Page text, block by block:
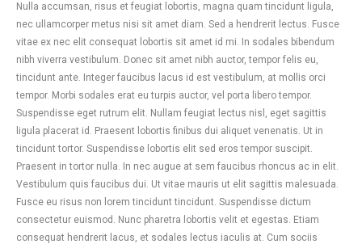
Nulla accumsan, risus et feugiat lobortis, magna quam tincidunt ligula,
nec ullamcorper metus nisi sit amet diam. Sed a hendrerit lectus. Fusce
vitae ex nec elit consequat lobortis sit amet id mi. In sodales bibendum
nibh viverra vestibulum. Donec sit amet nibh auctor, tempor felis eu,
tincidunt ante. Integer faucibus lacus id est vestibulum, at mollis orci
tempor. Morbi sodales erat eu turpis auctor, vel porta libero tempor.
Suspendisse eget rutrum elit. Nullam feugiat lectus nisl, eget sagittis
ligula placerat id. Praesent lobortis finibus dui aliquet venenatis. Ut in
tincidunt tortor. Suspendisse lobortis elit sed eros tempor suscipit.
Praesent in tortor nulla. In nec augue at sem faucibus rhoncus ac in elit.
Vestibulum quis faucibus dui. Ut vitae mauris ut elit sagittis malesuada.
Fusce eu risus non lorem tincidunt tincidunt. Suspendisse dictum
consectetur euismod. Nunc pharetra lobortis velit et egestas. Etiam
consequat hendrerit lacus, et sodales lectus iaculis at. Cum sociis